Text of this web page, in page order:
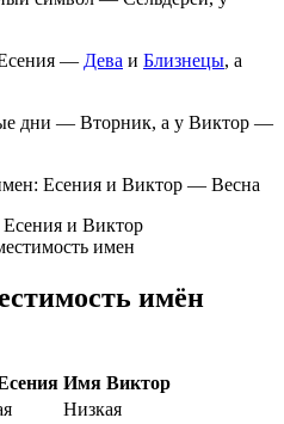
— Дева и Близнецы, а
дни — Вторник, а у Виктор —
Есения и Виктор — Весна
имен
имён
Имя Виктор
Низкая